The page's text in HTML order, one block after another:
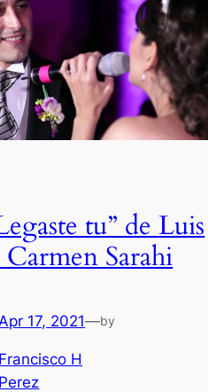
tu” de Luis
Sarahi
17, 2021—by
Francisco H
Perez